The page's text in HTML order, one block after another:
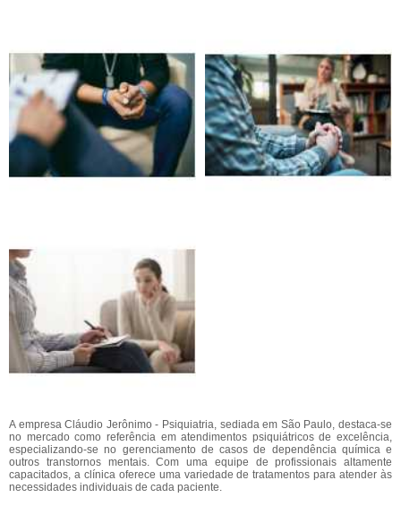
A empresa Cláudio Jerônimo - Psiquiatria, sediada em São Paulo, destaca-se
no mercado como referência em atendimentos psiquiátricos de excelência,
especializando-se no gerenciamento de casos de dependência química e
outros transtornos mentais. Com uma equipe de profissionais altamente
capacitados, a clínica oferece uma variedade de tratamentos para atender às
necessidades individuais de cada paciente.